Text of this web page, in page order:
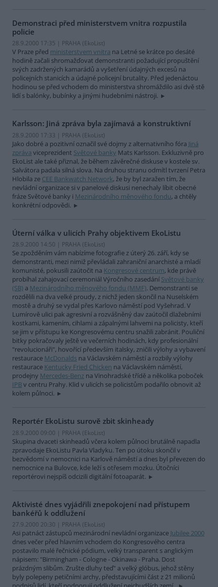
Demonstraci před ministerstvem vnitra rozpustila
policie
28.9.2000 17:35 | PRAHA (EkoList)
V Praze před ministerstvem vnitra na Letné se krátce po desáté
hodině začali shromažďovat demonstranti požadující propuštění
svých zadržených kamarádů a vyšetření údajných excesů na
policejních stanicích a údajné policejní brutality. Před jedenáctou
hodinou se před vchodem do ministerstva shromáždilo asi dvě stě
lidí s balónky, bubínky a jinými hudebními nástroji.
Karlsson: Jiná zpráva byla zajímavá a konstruktivní
28.9.2000 17:33 | PRAHA (EkoList)
Jako dobré a pozitivní označil své dojmy z alternativního fóra Jiná
zpráva viceprezident Světové banky Mats Karlsson. Exkluzivně pro
EkoList ale také přiznal, že během závěrečné diskuse v kostele sv.
Salvátora padala silná slova. Na druhou stranu odmítl tvrzení Petra
Hlobila ze CEE Bankwatch Network, že by byl zaražen tím, že
nevládní organizace si v panelové diskusi nenechaly líbit obecné
fráze Světové banky i Mezinárodního měnového fondu, a chtěly
konkrétní odpovědi.
Úterní válka v ulicích Prahy objektivem EkoListu
28.9.2000 14:50 | PRAHA (EkoList)
Se zpožděním vám nabízíme fotografie z úterý 26. září, kdy se
demonstranti, mezi nimiž převládali zahraniční anarchisté a mladí
komunisté, pokusili zaútočit na Kongresové centrum, kde právě
probíhal zahajovací ceremoniál Výročního zasedání Světové banky
(SB) a Mezinárodního měnového fondu (MMF). Demonstranti se
rozdělili na dva velké proudy, z nichž jeden skončil na Nuselském
mostě a druhý se vydal přes Karlovo náměstí pod Vyšehrad. V
Lumírově ulici pak agresivní a rozvášněný dav zaútočil dlažebními
kostkami, kamením, cihlami a zápalnými lahvemi na policisty, kteří
se jim v přístupu ke Kongresovému centru snažili zabránit. Pouliční
bitky pokračovaly ještě ve večerních hodinách, kdy profesionální
"revolucionáři", hovořící především italsky, zničili výlohy a vybavení
restaurace McDonalds na Václavském náměstí a rozbily výlohy
restaurace Kentucky Fried Chicken na Václavském náměstí,
prodejny Mercedes-Benz na Vinohradské třídě a několika poboček
IPBv centru Prahy. Klid v ulicích se policistům podařilo obnovit až
kolem půlnoci.
Reportér EkoListu surově zbit skinheady
28.9.2000 09:00 | PRAHA (EkoList)
Skupina dvaceti skinheadů včera kolem půlnoci brutálně napadla
zpravodaje EkoListu Pavla Vladyku. Ten po útoku skončil v
bezvědomí v nemocnici na Karlově náměstí a dnes byl převezen do
nemocnice na Bulovce, kde leží s otřesem mozku. Útočníci
reportérovi nejspíš odcizili digitální fotoaparát.
Aktivisté dnes vyjádřili znepokojení nad přístupem
bankéřů k oddlužení
27.9.2000 20:30 | PRAHA (EkoList)
Asi patnáct zástupců mezinárodní nevládní organizace Jubilee 2000
dnes večer před hlavním vchodem do Kongresového centra
postavilo malé řečnické pódium, velký transparent s anglickým
nápisem: "Birmingham - Cologne - Okinawa - Praha. Dost
prázdným slibům. Zrušte dluhy teď" a velký glóbus, jehož stěny
byly polepeny petičními archy, představujícími část z 21 milionů